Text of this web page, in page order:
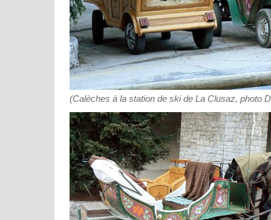
(Calèches à la station de ski de La Clusaz, photo